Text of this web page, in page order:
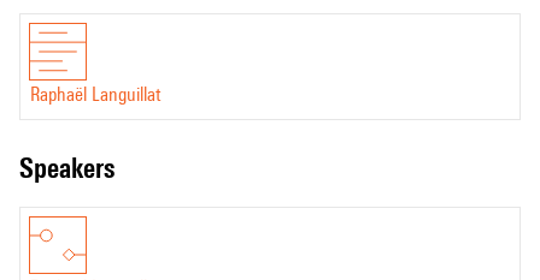
Raphaël Languillat
speakers